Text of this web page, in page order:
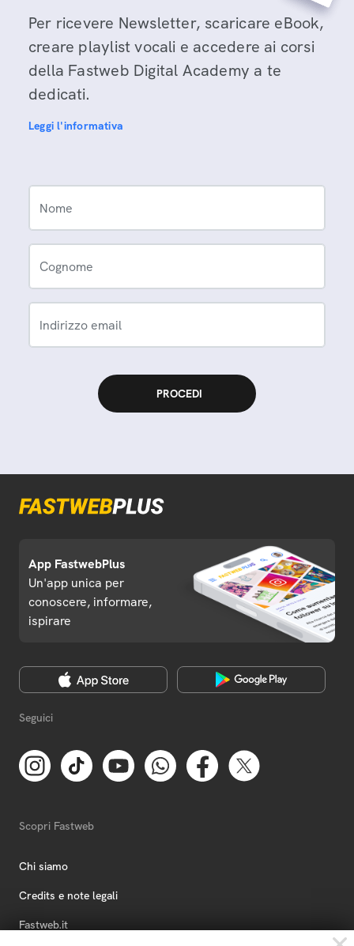
Per ricevere Newsletter, scaricare eBook,
creare playlist vocali e accedere ai corsi
della Fastweb Digital Academy a te
dedicati.
Leggi l'informativa
Nome
Cognome
Indirizzo email
App FastwebPlus
Un'app unica per
conoscere, informare,
ispirare
Seguici
Scopri Fastweb
Chi siamo
Credits e note legali
Fastweb.it